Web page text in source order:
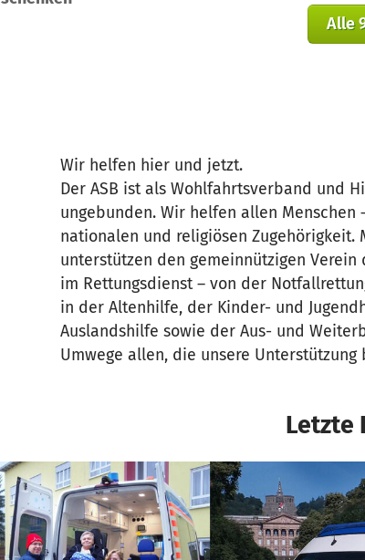
Alle
Wir helfen hier und jetzt.
Der ASB ist als Wohlfahrtsverband und
ungebunden. Wir helfen allen
nationalen und religiösen
unterstützen den gemeinnützigen
im Rettungsdienst – von der
in der Altenhilfe, der Kinder- und
Auslandshilfe sowie der Aus- und
Umwege allen, die unsere Unterstützung
Letzte